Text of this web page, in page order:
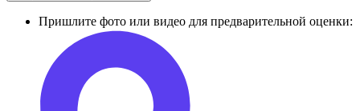
Пришлите фото или видео для предварительной оценки: